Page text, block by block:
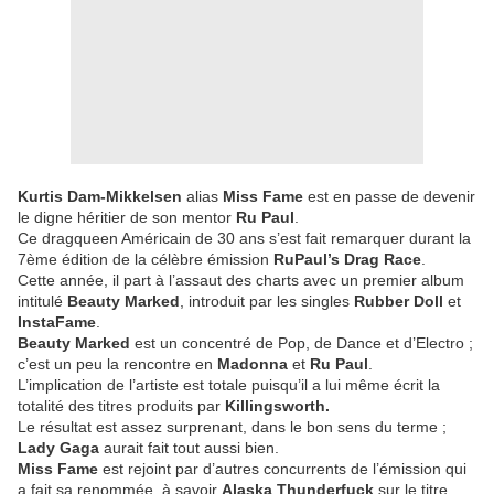
Kurtis Dam-Mikkelsen alias Miss Fame est en passe de devenir
le digne héritier de son mentor Ru Paul
Ce dragqueen Américain de 30 ans s’est fait remarquer durant la
7ème édition de la célèbre émission RuPaul’s Drag Race
Cette année, il part à l’assaut des charts avec un premier album
intitulé Beauty Marked , introduit par les singles Rubber Doll et
InstaFame
Beauty Marked est un concentré de Pop, de Dance et d’Electro ;
c’est un peu la rencontre en Madonna et Ru Paul
L’implication de l’artiste est totale puisqu’il a lui même écrit la
totalité des titres produits par Killingsworth.
Le résultat est assez surprenant, dans le bon sens du terme ;
Lady Gaga aurait fait tout aussi bien.
Miss Fame est rejoint par d’autres concurrents de l’émission qui
a fait sa renommée, à savoir Alaska Thunderfuck sur le titre